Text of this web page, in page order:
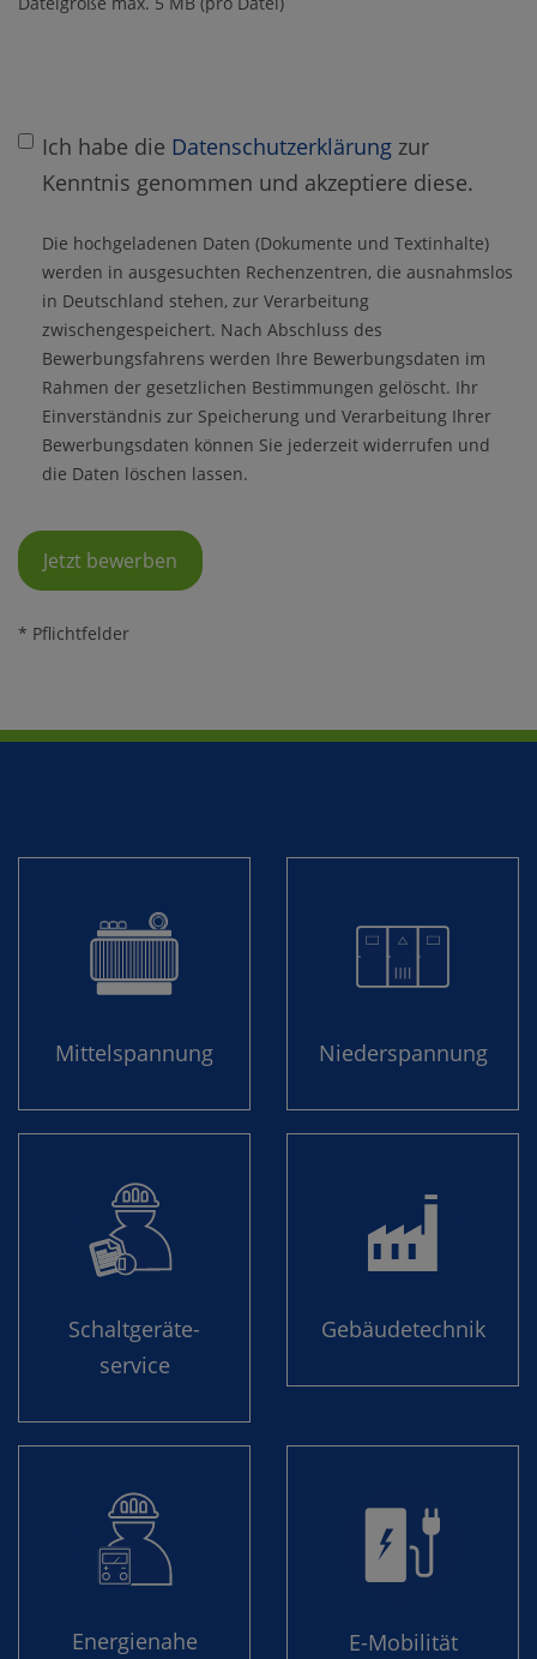
Ich habe die Datenschutzerklärung zur
Kenntnis genommen und akzeptiere diese.
Die hochgeladenen Daten (Dokumente und Textinhalte)
werden in ausgesuchten Rechenzentren, die ausnahmslos
in Deutschland stehen, zur Verarbeitung
zwischengespeichert. Nach Abschluss des
Bewerbungsfahrens werden Ihre Bewerbungsdaten im
Rahmen der gesetzlichen Bestimmungen gelöscht. Ihr
Einverständnis zur Speicherung und Verarbeitung Ihrer
Bewerbungsdaten können Sie jederzeit widerrufen und
die Daten löschen lassen.
* Pflichtfelder
Mittel­spannung Nieder­spannung

Schaltgeräte­
service
Gebäude­technik
Energie­nahe
E-Mobilität